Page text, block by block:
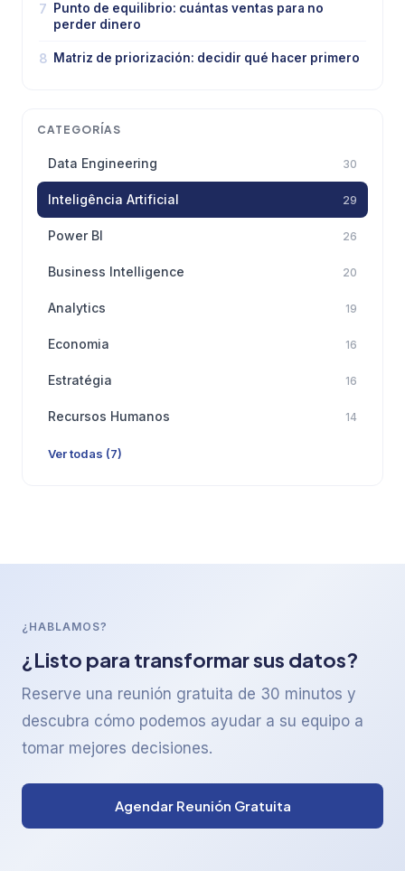
7
Punto de equilibrio: cuántas ventas para no
perder dinero
8 Matriz de priorización: decidir qué hacer primero
CATEGORÍAS
Data Engineering 30
Inteligência Artificial 29
Power BI 26
Business Intelligence 20
Analytics 19
Economia 16
Estratégia 16
Recursos Humanos 14
Ver todas (7)
¿HABLAMOS?
¿Listo para transformar sus datos?
Reserve una reunión gratuita de 30 minutos y
descubra cómo podemos ayudar a su equipo a
tomar mejores decisiones.
Agendar Reunión Gratuita